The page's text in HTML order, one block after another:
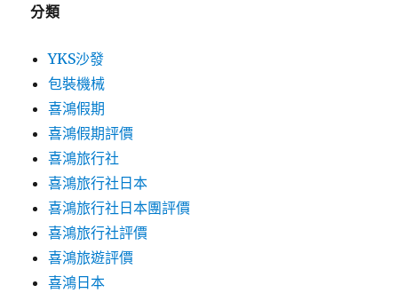
分類
YKS沙發
包裝機械
喜鴻假期
喜鴻假期評價
喜鴻旅行社
喜鴻旅行社日本
喜鴻旅行社日本團評價
喜鴻旅行社評價
喜鴻旅遊評價
喜鴻日本